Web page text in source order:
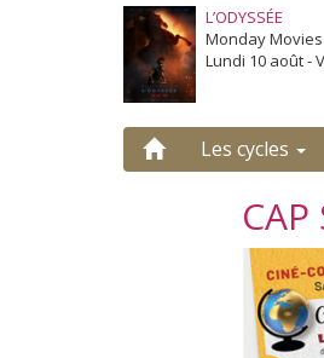
L’ODYSSÉE
Monday Movies
Lundi 10 août -
Les cycles